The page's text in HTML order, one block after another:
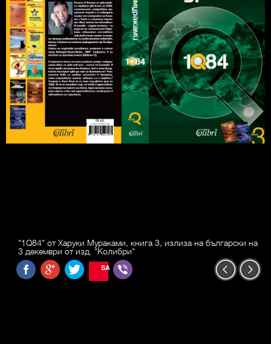
"1Q84" от Харуки Мураками, книга 3, излиза на български на
3 декември от изд. "Колибри"
SAVE